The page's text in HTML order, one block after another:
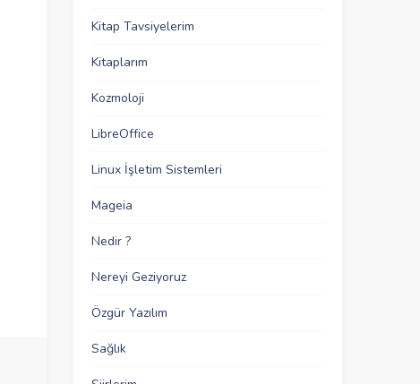
Kitap Tavsiyelerim
Kitaplarım
Kozmoloji
LibreOffice
Linux İşletim Sistemleri
Mageia
Nedir ?
Nereyi Geziyoruz
Özgür Yazılım
Sağlık